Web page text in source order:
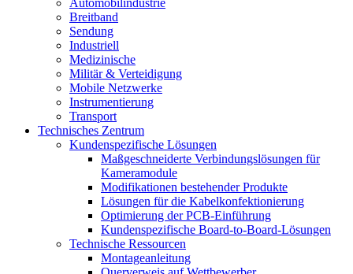
Automobilindustrie
Breitband
Sendung
Industriell
Medizinische
Militär & Verteidigung
Mobile Netzwerke
Instrumentierung
Transport
Technisches Zentrum
Kundenspezifische Lösungen
Maßgeschneiderte Verbindungslösungen für
Kameramodule
Modifikationen bestehender Produkte
Lösungen für die Kabelkonfektionierung
Optimierung der PCB-Einführung
Kundenspezifische Board-to-Board-Lösungen
Technische Ressourcen
Montageanleitung